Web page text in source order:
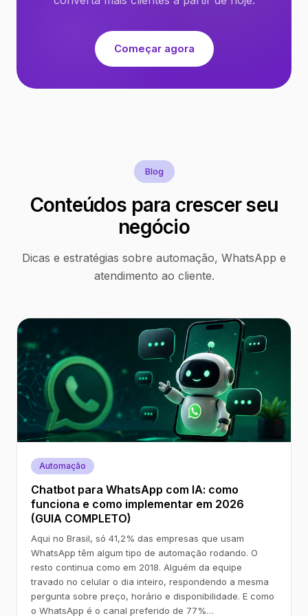
Começar agora
Blog
Conteúdos para crescer seu
negócio
Dicas e estratégias sobre automação, WhatsApp e
atendimento ao cliente.
Automação
Chatbot para WhatsApp com IA: como
funciona e como implementar em 2026
(GUIA COMPLETO)
Aqui no Brasil, só 41,2% das empresas que usam
WhatsApp têm algum tipo de automação rodando. O
resto continua como em 2018. Alguém da equipe
travado no celular o dia inteiro, respondendo a mesma
pergunta sobre preço, horário e disponibilidade. E como
o WhatsApp é o canal preferido de 77%…